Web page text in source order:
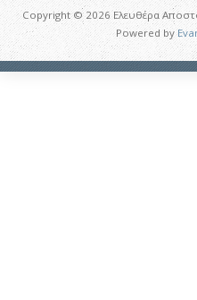
Copyright © 2026 Ελευθέρα
Powered by